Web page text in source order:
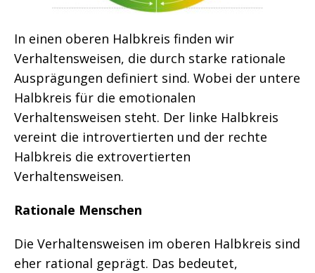
In einen oberen Halbkreis finden wir
Verhaltensweisen, die durch starke rationale
Ausprägungen definiert sind. Wobei der untere
Halbkreis für die emotionalen
Verhaltensweisen steht. Der linke Halbkreis
vereint die introvertierten und der rechte
Halbkreis die extrovertierten
Verhaltensweisen.
Rationale Menschen
Die Verhaltensweisen im oberen Halbkreis sind
eher rational geprägt. Das bedeutet,